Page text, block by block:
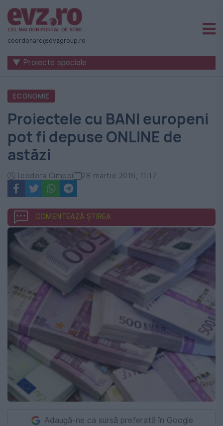
Știri
naționale
internaționale
România
-
Evenimentul
Zilei
coordonare@evzgroup.ro
▼ Proiecte speciale
ECONOMIE
Proiectele cu BANI europeni
pot fi depuse ONLINE de
astăzi
Teodora Cimpoi 28 martie 2016, 11:17
COMENTEAZĂ ȘTIREA
Adaugă-ne ca sursă preferată în Google